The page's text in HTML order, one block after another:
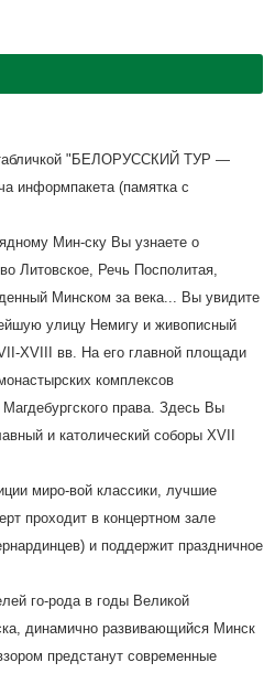
табличкой "БЕЛОРУССКИЙ ТУР —
информпакета (памятка с
Мин-ску Вы узнаете о
Литовское, Речь Посполитая,
Минском за века... Вы увидите
улицу Немигу и живописный
XVIII вв. На его главной площади
комплексов
Магдебургского права. Здесь Вы
и католический соборы ХVII
миро-вой классики, лучшие
проходит в концертном зале
и поддержит праздничное
го-рода в годы Великой
динамично развивающийся Минск
предстанут современные